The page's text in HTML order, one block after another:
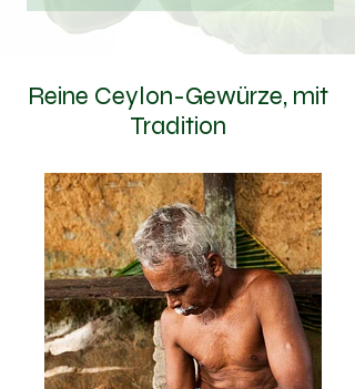
Reine Ceylon-Gewürze, mit
Tradition